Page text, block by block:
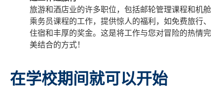
旅游和酒店业的许多职位，包括邮轮管理课程和机舱
乘务员课程的工作，提供惊人的福利，如免费旅行、
住宿和丰厚的奖金。这是将工作与您对冒险的热情完
美结合的方式！
在学校期间就可以开始